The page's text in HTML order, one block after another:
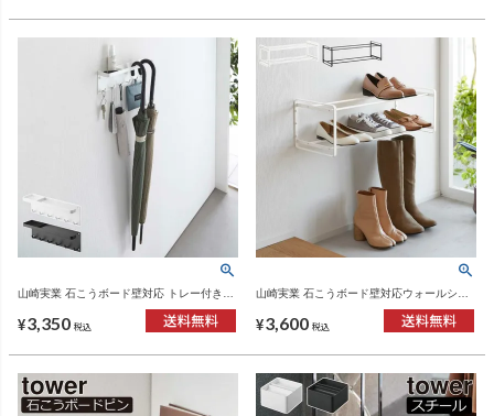
山崎実業 石こうボード壁対応 トレー付きア
ンブレラホルダー タワー tower | インテリア
雑貨・タワーシリーズ
¥3,350 税込
山崎実業 石こうボード壁対応ウォールシュ
ーズラック タワー 2段 tower | インテリア雑
貨・タワーシリーズ
¥3,600 税込